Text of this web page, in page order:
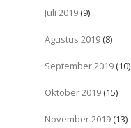
Juli 2019 (9)
Agustus 2019 (8)
September 2019 (10)
Oktober 2019 (15)
November 2019 (13)